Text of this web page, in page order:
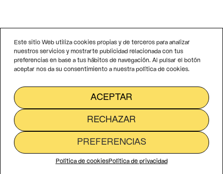
Este sitio Web utiliza cookies propias y de terceros para analizar
nuestros servicios y mostrarte publicidad relacionada con tus
preferencias en base a tus hábitos de navegación. Al pulsar el botón
aceptar nos da su consentimiento a nuestra política de cookies.
ACEPTAR
RECHAZAR
PREFERENCIAS
Política de cookiesPolítica de privacidad